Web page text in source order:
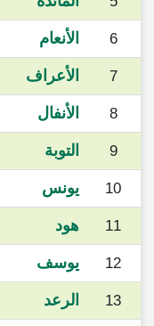
6 الأنعام
7 الأعراف
8 الأنفال
9 التوبة
10 يونس
11 هود
12 يوسف
13 الرعد